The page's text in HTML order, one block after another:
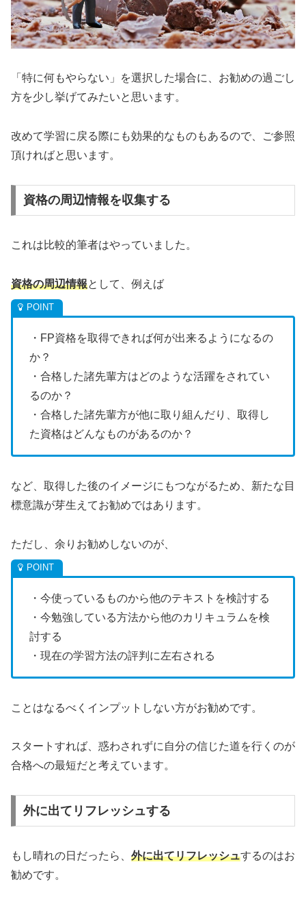
「特に何もやらない」を選択した場合に、お勧めの過ごし
方を少し挙げてみたいと思います。
改めて学習に戻る際にも効果的なものもあるので、ご参照
頂ければと思います。
資格の周辺情報を収集する
これは比較的筆者はやっていました。
資格の周辺情報として、例えば
・FP資格を取得できれば何が出来るようになるの
か？
・合格した諸先輩方はどのような活躍をされてい
るのか？
・合格した諸先輩方が他に取り組んだり、取得し
た資格はどんなものがあるのか？
など、取得した後のイメージにもつながるため、新たな目
標意識が芽生えてお勧めではあります。
ただし、余りお勧めしないのが、
・今使っているものから他のテキストを検討する
・今勉強している方法から他のカリキュラムを検
討する
・現在の学習方法の評判に左右される
ことはなるべくインプットしない方がお勧めです。
スタートすれば、惑わされずに自分の信じた道を行くのが
合格への最短だと考えています。
外に出てリフレッシュする
もし晴れの日だったら、 外に出てリフレッシュするのはお
勧めです。